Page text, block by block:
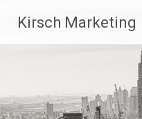
Inhalt
springen
Kirsch Marketing